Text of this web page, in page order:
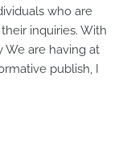
who are
inquiries. With
We are having at
publish, I